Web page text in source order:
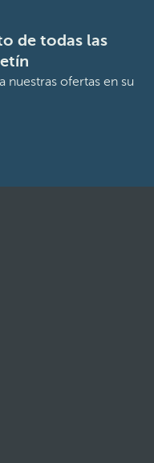
de todas las
nuestras ofertas en su